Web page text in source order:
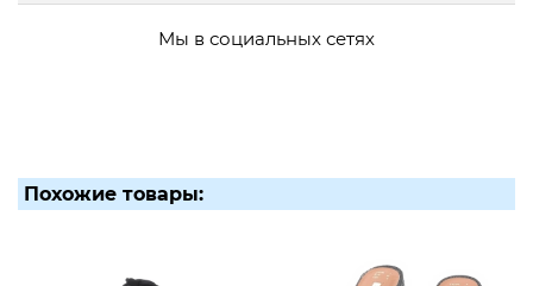
Мы в социальных сетях
Похожие товары: